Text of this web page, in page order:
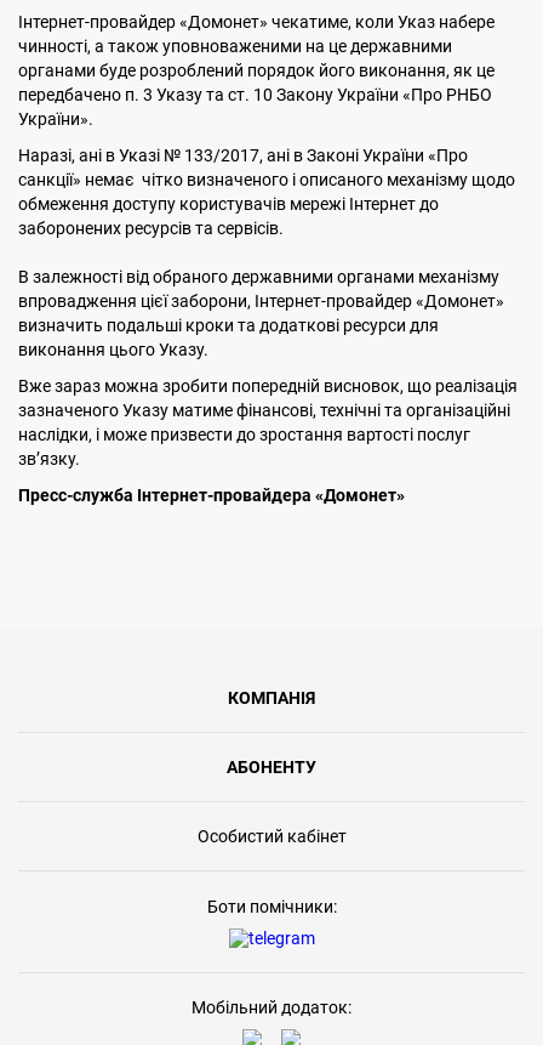
Інтернет-провайдер «Домонет» чекатиме, коли Указ набере
чинності, а також уповноваженими на це державними
органами буде розроблений порядок його виконання, як це
передбачено п. 3 Указу та ст. 10 Закону України «Про РНБО
України».
Наразі, ані в Указі № 133/2017, ані в Законі України «Про
санкції» немає чітко визначеного і описаного механізму щодо
обмеження доступу користувачів мережі Інтернет до
заборонених ресурсів та сервісів.
В залежності від обраного державними органами механізму
впровадження цієї заборони, Інтернет-провайдер «Домонет»
визначить подальші кроки та додаткові ресурси для
виконання цього Указу.
Вже зараз можна зробити попередній висновок, що реалізація
зазначеного Указу матиме фінансові, технічні та організаційні
наслідки, і може призвести до зростання вартості послуг
зв’язку.
Пресс-служба Інтернет-провайдера «Домонет»
КОМПАНІЯ
АБОНЕНТУ
Особистий кабінет
Боти помічники:
Мобільний додаток: